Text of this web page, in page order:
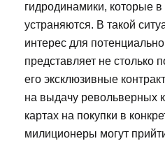
гидродинамики, которые
устраняются. В такой
интерес для
представляет не столько
его эксклюзивные
на выдачу револьверных
картах на покупки в
милиционеры могут